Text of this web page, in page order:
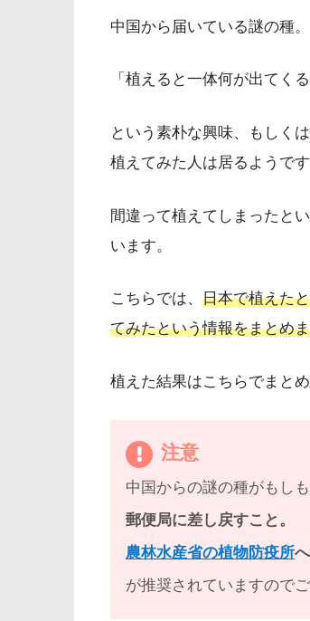
中国から届いている謎の種。
「植えると一体何が出てく
という素朴な興味、もしく
植えてみた人は居るようです
間違って植えてしまったと
います。
こちらでは、 日本で植えた
てみたという情報をまとめ
植えた結果はこちらでまと
注意
中国からの謎の種がもし
郵便局に差し戻すこと。
農林水産省の植物防疫所
が推奨されていますので